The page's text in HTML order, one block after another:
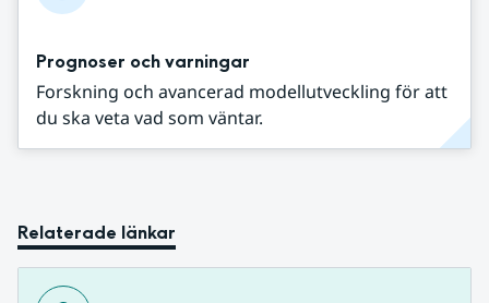
Prognoser och varningar
Forskning och avancerad modellutveckling för att
du ska veta vad som väntar.
Relaterade länkar